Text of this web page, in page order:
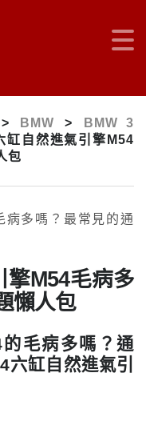
> BMW >
BMW 3
缸自然進氣引擎M54
包
擎M54毛病多
懶人包
毛病多嗎？通
缸自然進氣引